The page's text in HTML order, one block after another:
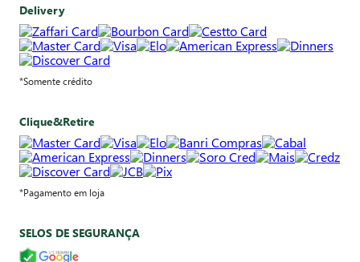
Delivery
*Somente crédito
Clique&Retire
*Pagamento em loja
SELOS DE SEGURANÇA